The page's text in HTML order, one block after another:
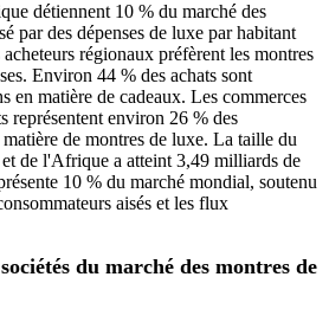
détiennent 10 % du marché des
par des dépenses de luxe par habitant
régionaux préfèrent les montres
Environ 44 % des achats sont
en matière de cadeaux. Les commerces
représentent environ 26 % des
de montres de luxe. La taille du
de l'Afrique a atteint 3,49 milliards de
10 % du marché mondial, soutenu
aisés et les flux
du marché des montres de